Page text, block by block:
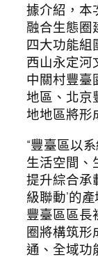
據介紹，本
融合生態圈
四大功能組
西山永定河
中關村豐臺
地區、北京
地地區將形
“豐臺區以
生活空間、
提升綜合承
級聯動’的
豐臺區區長
圈將構筑形
通、全域功